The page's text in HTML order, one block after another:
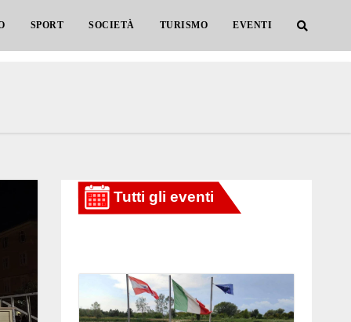
SPORT SOCIETÀ TURISMO EVENTI